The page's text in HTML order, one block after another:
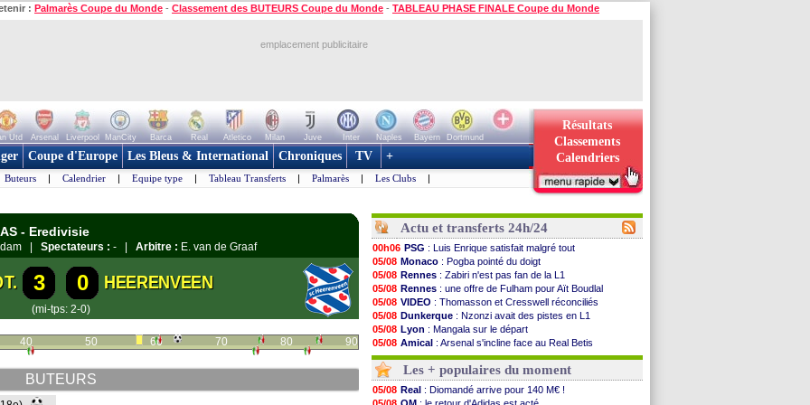
: Palmarès Coupe du Monde - Classement des BUTEURS Coupe du Monde - TABLEAU PHASE FINALE Coupe du Monde
emplacement publicitaire
Utd Arsenal Liverpool ManCity Barca Real Atletico Milan Juve Inter Naples Bayern
Dortmund
Résultats
Classements
Calendriers
Coupe d'Europe Les Bleus & International Chroniques TV +
Buteurs | Calendrier | Equipe type | Tableau Transferts | Palmarès | Les Clubs |
- Eredivisie
| Spectateurs : - | Arbitre : E. van de Graaf
3 0 HEERENVEEN
(mi-tps: 2-0)
40 50 60 70 80 90
BUTEURS
Actu et transferts 24h/24
00h06 PSG : Luis Enrique satisfait malgré tout
05/08 Monaco : Pogba pointé du doigt
05/08 Rennes : Zabiri n'est pas fan de la L1
05/08 Rennes : une offre de Fulham pour Aït Boudlal
05/08 VIDEO : Thomasson et Cresswell réconciliés
05/08 Dunkerque : Nzonzi avait des pistes en L1
05/08 Lyon : Mangala sur le départ
05/08 Amical : Arsenal s'incline face au Real Betis
05/08 Amical: lourde défaite pour le PSG
05/08
Man City: Maresca flou pour Reijnders
05/08 LdC: Fenerbahçe prend une belle option
05/08 Al-Diriyah: Mbemba arrive libre (officiel)
Les + populaires du moment
05/08 Real : Diomandé arrive pour 140 M€ !